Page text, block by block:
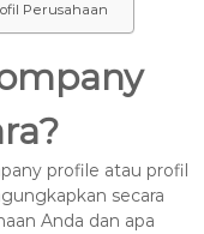
Perusahaan
profile atau profil
secara
Anda dan apa